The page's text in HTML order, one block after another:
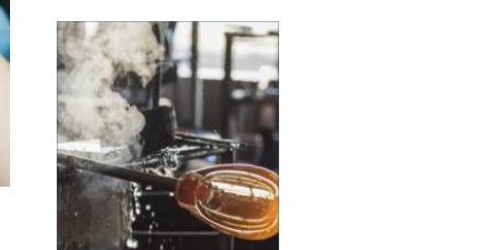
udfordring at finde tid og
overskud. Mange ender
med at lade deres
interesser ligge, ...